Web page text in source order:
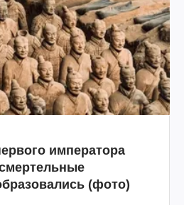
императора
(фото)